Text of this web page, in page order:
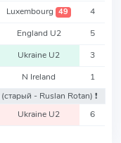
Luxembourg 49 4
England U2 5
Ukraine U2 3
N Ireland
1
(старый - Ruslan Rotan) ❗️
Ukraine U2 6